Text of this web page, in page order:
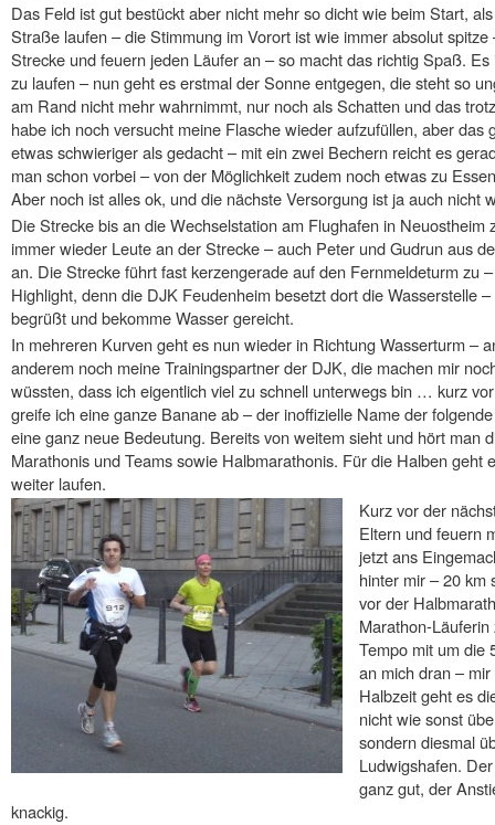
Das Feld ist gut bestückt aber nicht mehr so dicht wie beim Start,
Straße laufen – die Stimmung im Vorort ist wie immer absolut
Strecke und feuern jeden Läufer an – so macht das richtig Spaß.
zu laufen – nun geht es erstmal der Sonne entgegen, die steht so
am Rand nicht mehr wahrnimmt, nur noch als Schatten und das
habe ich noch versucht meine Flasche wieder aufzufüllen, aber das
etwas schwieriger als gedacht – mit ein zwei Bechern reicht es
man schon vorbei – von der Möglichkeit zudem noch etwas zu
Aber noch ist alles ok, und die nächste Versorgung ist ja auch nicht
Die Strecke bis an die Wechselstation am Flughafen in Neuostheim
immer wieder Leute an der Strecke – auch Peter und Gudrun aus
an. Die Strecke führt fast kerzengerade auf den Fernmeldeturm zu
Highlight, denn die DJK Feudenheim besetzt dort die Wasserstelle
begrüßt und bekomme Wasser gereicht.
In mehreren Kurven geht es nun wieder in Richtung Wasserturm –
anderem noch meine Trainingspartner der DJK, die machen mir
wüssten, dass ich eigentlich viel zu schnell unterwegs bin … kurz
greife ich eine ganze Banane ab – der inoffizielle Name der
eine ganz neue Bedeutung. Bereits von weitem sieht und hört man
Marathonis und Teams sowie Halbmarathonis. Für die Halben geht
weiter laufen.
Kurz vor der
Eltern und feuern
jetzt ans
hinter mir – 20
vor der
Marathon-
Tempo mit um die
an mich dran –
Halbzeit geht es
nicht wie sonst
sondern diesmal
Ludwigshafen.
ganz gut, der
knackig.